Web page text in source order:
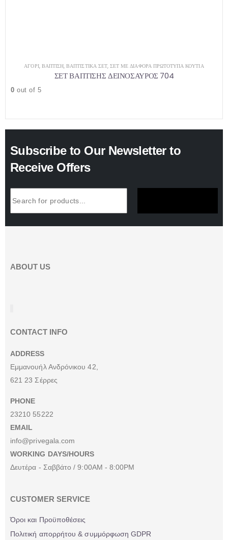
ΑΓΌΡΙ, ΒΑΠΤΙΣΗ,ΒΑΠΤΙΣΤΙΚΆ ΣΕΤ,ΣΕΤ ΜΕ ΔΙΆΦΟΡΑ ΠΡΩΤΌΤΥΠΑ ΚΟΥΤΙΆ
ΣΕΤ ΒΑΠΤΙΣΗΣ ΔΕΙΝΟΣΑΥΡΟΣ 704
0 out of 5
Subscribe to Our Newsletter to
Receive Offers
ABOUT US
CONTACT INFO
ADDRESS
Εμμανουήλ Ανδρόνικου 42,
621 23 Σέρρες
PHONE
23210 55222
EMAIL
info@privegala.com
WORKING DAYS/HOURS
Δευτέρα - Σαββάτο / 9:00AM - 8:00PM
CUSTOMER SERVICE
Όροι και Προϋποθέσεις
Πολιτική απορρήτου & συμμόρφωση GDPR